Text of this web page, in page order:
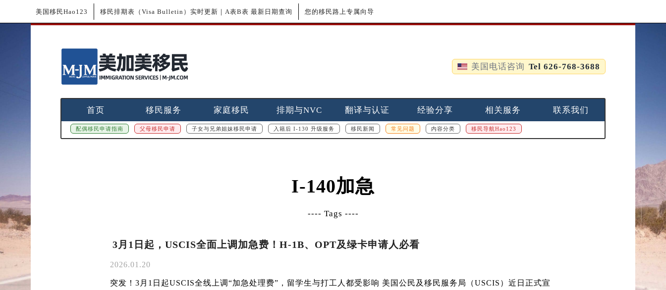
美国移民Hao123 移民排期表（Visa Bulletin）实时更新｜A表B表 最新日期查询 您的移民路上专属向导
美国电话咨询 Tel 626-768-3688
首页 移民服务 家庭移民 排期与NVC 翻译与认证 经验分享 相关服务 联系我们
配偶移民申请指南 父母移民申请 子女与兄弟姐妹移民申请 入籍后 I-130 升级服务 移民新闻 常见问题 内容分类 移民导航Hao123
I-140加急
---- Tags ----
3月1日起，USCIS全面上调加急费！H-1B、OPT及绿卡申请人必看
2026.01.20
突发！3月1日起USCIS全线上调“加急处理费”，留学生与打工人都受影响 美国公民及移民服务局（USCIS）近日正式宣